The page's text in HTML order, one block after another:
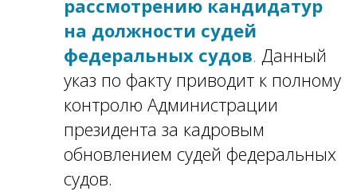
рассмотрению кандидатур
на должности судей
федеральных судов. Данный
указ по факту приводит к полному
контролю Администрации
президента за кадровым
обновлением судей федеральных
судов.